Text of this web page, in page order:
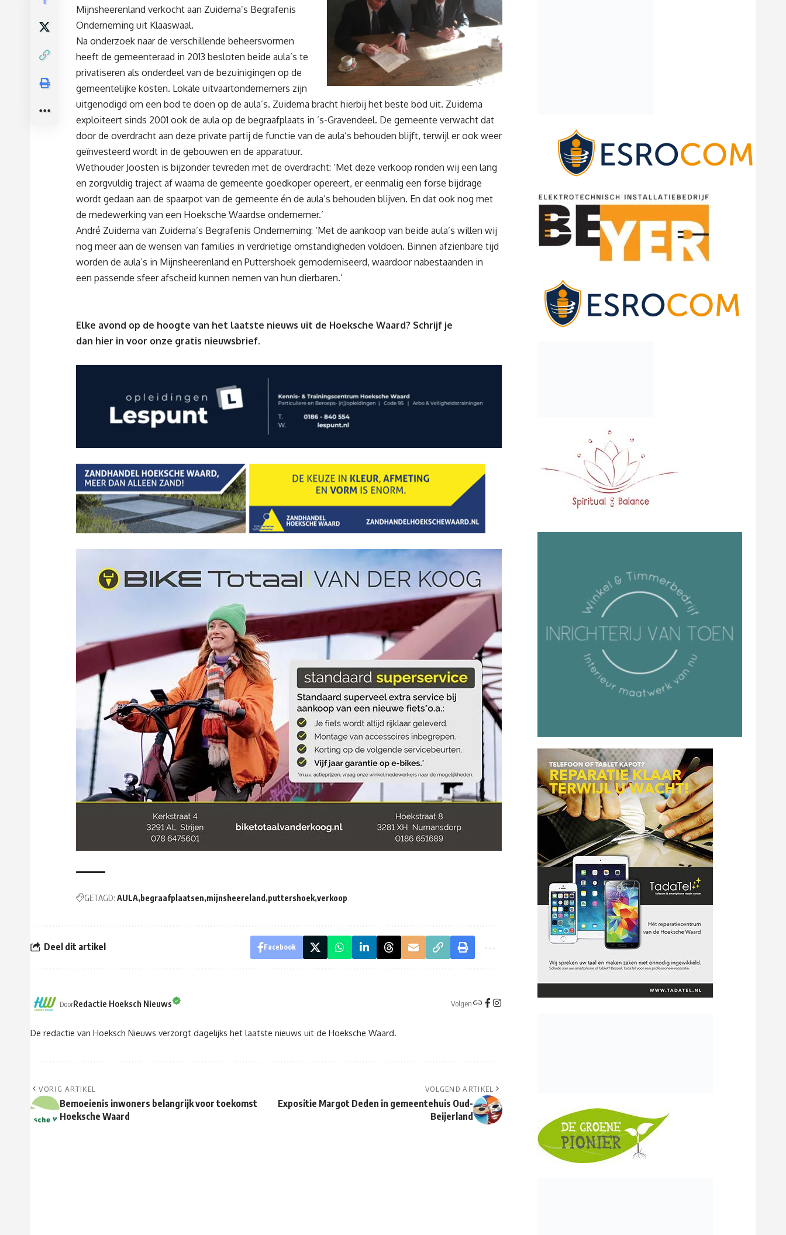
Mijnsheerenland verkocht aan Zuidema’s Begrafenis
Onderneming uit Klaaswaal.
Na onderzoek naar de verschillende beheersvormen
heeft de gemeenteraad in 2013 besloten beide aula’s te
privatiseren als onderdeel van de bezuinigingen op de
gemeentelijke kosten. Lokale uitvaartondernemers zijn
uitgenodigd om een bod te doen op de aula’s. Zuidema bracht hierbij het beste bod uit. Zuidema
exploiteert sinds 2001 ook de aula op de begraafplaats in ’s-Gravendeel. De gemeente verwacht dat
door de overdracht aan deze private partij de functie van de aula’s behouden blijft, terwijl er ook weer
geïnvesteerd wordt in de gebouwen en de apparatuur.
Wethouder Joosten is bijzonder tevreden met de overdracht: ‘Met deze verkoop ronden wij een lang
en zorgvuldig traject af waarna de gemeente goedkoper opereert, er eenmalig een forse bijdrage
wordt gedaan aan de spaarpot van de gemeente én de aula’s behouden blijven. En dat ook nog met
de medewerking van een Hoeksche Waardse ondernemer.’
André Zuidema van Zuidema’s Begrafenis Onderneming: ‘Met de aankoop van beide aula’s willen wij
nog meer aan de wensen van families in verdrietige omstandigheden voldoen. Binnen afzienbare tijd
worden de aula’s in Mijnsheerenland en Puttershoek gemoderniseerd, waardoor nabestaanden in
een passende sfeer afscheid kunnen nemen van hun dierbaren.’
Elke avond op de hoogte van het laatste nieuws uit de Hoeksche Waard? Schrijf je
dan hier in voor onze gratis nieuwsbrief.
GETAGD: AULA begraafplaatsen mijnsheereland puttershoek verkoop
Deel dit artikel Facebook
DoorRedactie Hoeksch Nieuws Volgen
De redactie van Hoeksch Nieuws verzorgt dagelijks het laatste nieuws uit de Hoeksche Waard.
VORIG ARTIKEL
Bemoeienis inwoners belangrijk voor toekomst
Hoeksche Waard
VOLGEND ARTIKEL
Expositie Margot Deden in gemeentehuis Oud-
Beijerland